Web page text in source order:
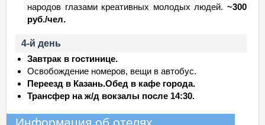
народов глазами креативных молодых людей. ~300
руб./чел.
4-й день
Завтрак в гостинице.
Освобождение номеров, вещи в автобус.
Переезд в Казань.Обед в кафе города.
Трансфер на ж/д вокзалы после 14:30.